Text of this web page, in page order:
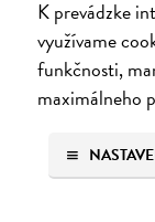
K prevádzke
využívame
funkčnosti,
maximálneho